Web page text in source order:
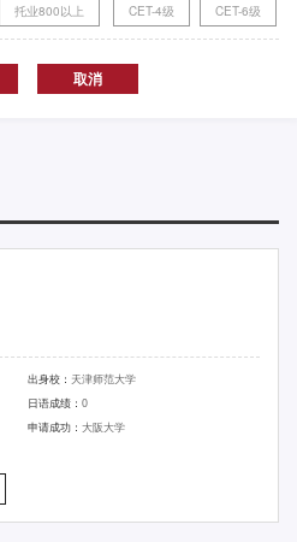
托业800以上 CET-4级 CET-6级
出身校： 天津师范大学
日语成绩： 0
申请成功： 大阪大学